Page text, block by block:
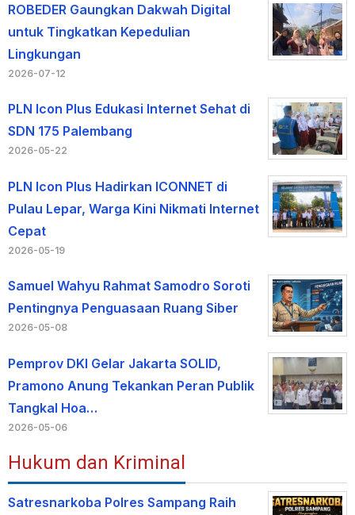
ROBEDER Gaungkan Dakwah Digital
untuk Tingkatkan Kepedulian
Lingkungan
2026-07-12
PLN Icon Plus Edukasi Internet Sehat di
SDN 175 Palembang
2026-05-22
PLN Icon Plus Hadirkan ICONNET di
Pulau Lepar, Warga Kini Nikmati Internet
Cepat
2026-05-19
Samuel Wahyu Rahmat Samodro Soroti
Pentingnya Penguasaan Ruang Siber
2026-05-08
Pemprov DKI Gelar Jakarta SOLID,
Pramono Anung Tekankan Peran Publik
Tangkal Hoa…
2026-05-06
Hukum dan Kriminal
Satresnarkoba Polres Sampang Raih